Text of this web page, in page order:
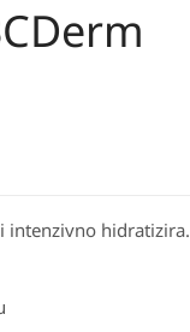
intenzivno hidratizira.